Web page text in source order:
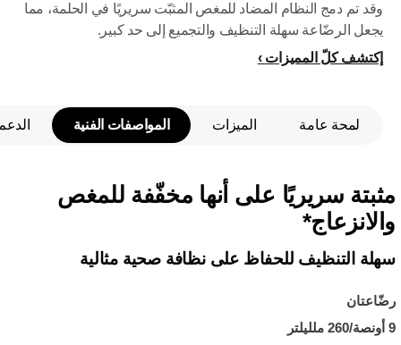
وقد تم دمج النظام المضاد للمغص المثبّت سريريًا في الحلمة، مما
يجعل الرضّاعة سهلة التنظيف والتجميع إلى حد كبير.
إكتشف كلّ المميزات
لمحة عامة الميزات المواصفات الفنية
مثبتة سريريًا على أنها مخفّفة للمغص
والانزعاج*
سهلة التنظيف للحفاظ على نظافة صحية مثالية
رضّاعتان
9 أونصة/260 ملليلتر